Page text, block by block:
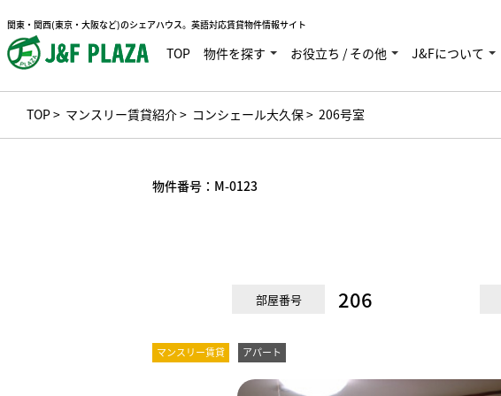
関東・関西(東京・大阪など)のシェアハウス。英語対応賃貸物件情報サイト
TOP 物件を探す お役立ち / その他 J&Fについて
TOP> マンスリー賃貸紹介> コンシェール大久保> 206号室
物件番号： M-0123
部屋番号 206
マンスリー賃貸 アパート